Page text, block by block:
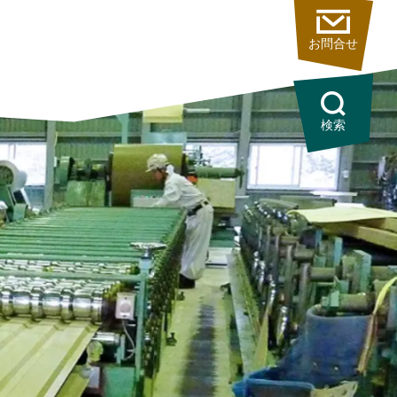
お問合せ
検索